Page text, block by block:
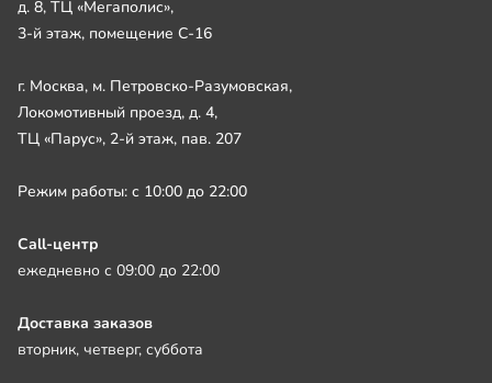
д. 8, ТЦ «Мегаполис»,
3-й этаж, помещение С-16
г. Москва, м. Петровско-Разумовская,
Локомотивный проезд, д. 4,
ТЦ «Парус», 2-й этаж, пав. 207
Режим работы: с 10:00 до 22:00
Call-центр
ежедневно с 09:00 до 22:00
Доставка заказов
вторник, четверг, суббота